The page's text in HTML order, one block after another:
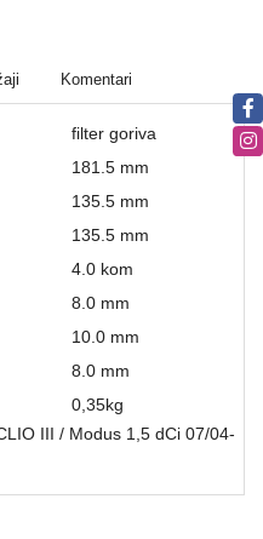
Komentari
filter goriva
181.5 mm
135.5 mm
135.5 mm
4.0 kom
8.0 mm
10.0 mm
8.0 mm
0,35kg
III / Modus 1,5 dCi 07/04-